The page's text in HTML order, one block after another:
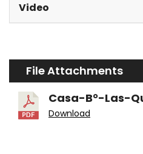
Video
File Attachments
Casa-B°-Las-
Download